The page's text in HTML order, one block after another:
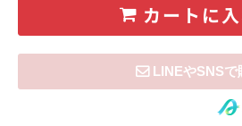
カートに
住所を知らない相手にe